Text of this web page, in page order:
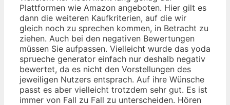
Plattformen wie Amazon angeboten. Hier gilt es
dann die weiteren Kaufkriterien, auf die wir
gleich noch zu sprechen kommen, in Betracht zu
ziehen. Auch bei den negativen Bewertungen
müssen Sie aufpassen. Vielleicht wurde das yoda
sprueche generator einfach nur deshalb negativ
bewertet, da es nicht den Vorstellungen des
jeweiligen Nutzers entsprach. Auf ihre Wünsche
passt es aber vielleicht trotzdem sehr gut. Es ist
immer von Fall zu Fall zu unterscheiden. Hören